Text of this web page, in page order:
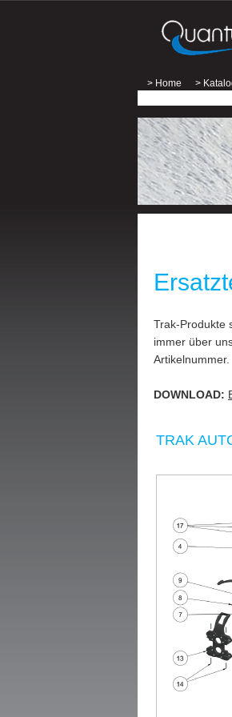
> Home >
Trak-Produkte
immer über
Artikelnummer.
DOWNLOAD:
TRAK